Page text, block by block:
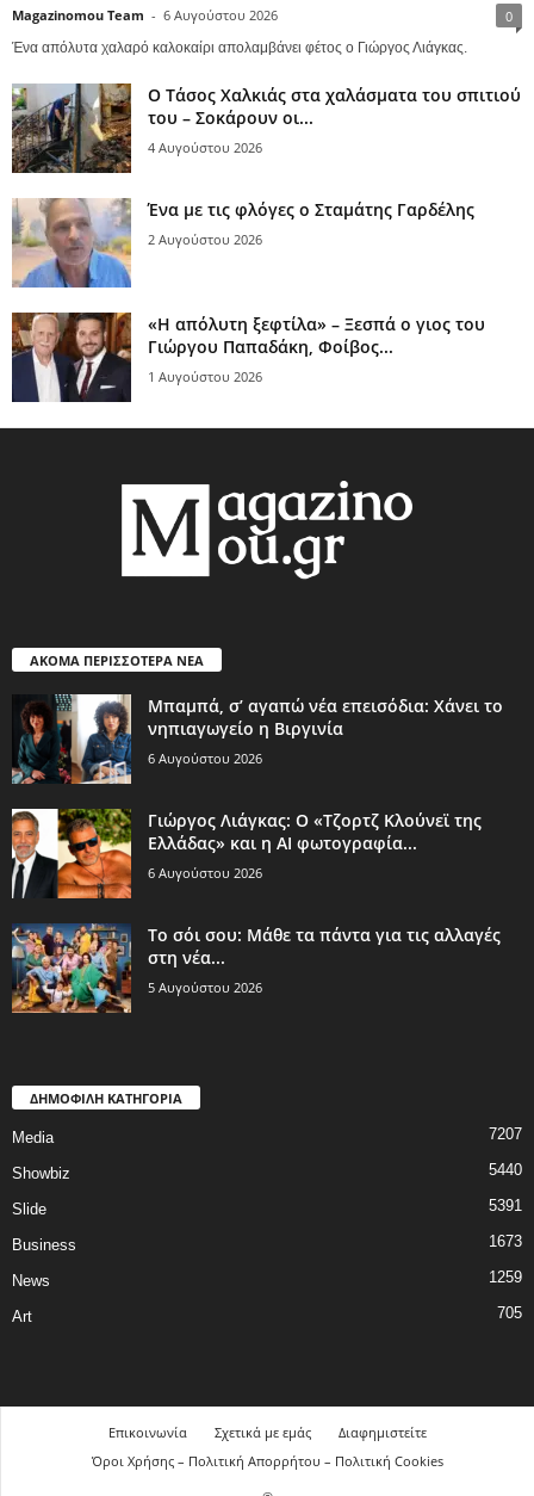
Magazinomou Team - 6 Αυγούστου 2026 0
Ένα απόλυτα χαλαρό καλοκαίρι απολαμβάνει φέτος ο Γιώργος Λιάγκας.
Ο Τάσος Χαλκιάς στα χαλάσματα του σπιτιού
του – Σοκάρουν οι...
4 Αυγούστου 2026
Ένα με τις φλόγες ο Σταμάτης Γαρδέλης
2 Αυγούστου 2026
«Η απόλυτη ξεφτίλα» – Ξεσπά ο γιος του
Γιώργου Παπαδάκη, Φοίβος...
1 Αυγούστου 2026
ΑΚΟΜΑ ΠΕΡΙΣΣΟΤΕΡΑ ΝΕΑ
Μπαμπά, σ’ αγαπώ νέα επεισόδια: Χάνει το
νηπιαγωγείο η Βιργινία
6 Αυγούστου 2026
Γιώργος Λιάγκας: Ο «Τζορτζ Κλούνεϊ της
Ελλάδας» και η AI φωτογραφία...
6 Αυγούστου 2026
Το σόι σου: Μάθε τα πάντα για τις αλλαγές
στη νέα...
5 Αυγούστου 2026
ΔΗΜΟΦΙΛΗ ΚΑΤΗΓΟΡΙΑ
Media 7207
Showbiz 5440
Slide 5391
Business 1673
News 1259
Art 705
Επικοινωνία Σχετικά με εμάς
Διαφημιστείτε
Όροι Χρήσης – Πολιτική Απορρήτου – Πολιτική Cookies